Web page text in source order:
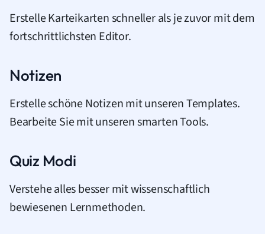
Erstelle Karteikarten schneller als je zuvor mit dem
fortschrittlichsten Editor.
Notizen
Erstelle schöne Notizen mit unseren Templates.
Bearbeite Sie mit unseren smarten Tools.
Quiz Modi
Verstehe alles besser mit wissenschaftlich
bewiesenen Lernmethoden.